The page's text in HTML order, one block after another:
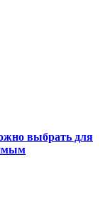
выбрать для